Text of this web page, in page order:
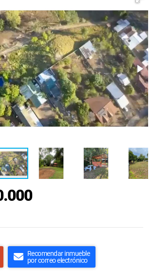
Recomendar inmueble
por correo electrónico